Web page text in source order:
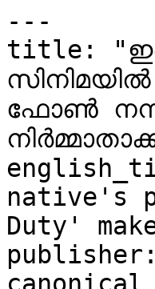
---
title:
ഫോൺ
native's
Duty'